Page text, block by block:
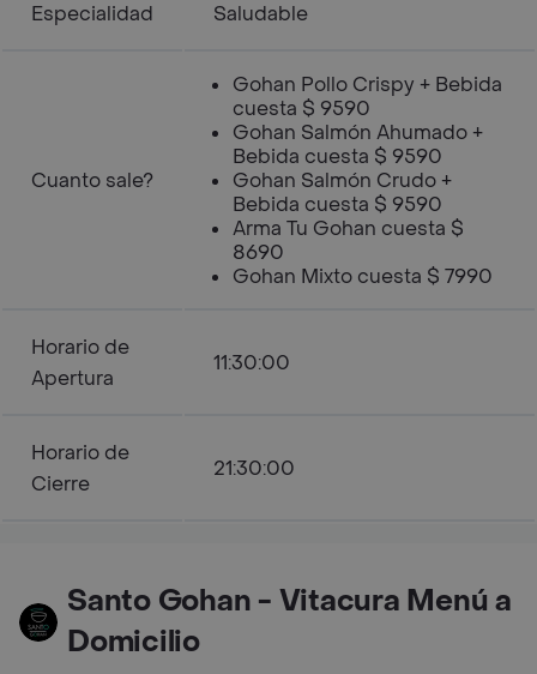
Especialidad Saludable
Cuanto sale?
Gohan Pollo Crispy + Bebida
cuesta $ 9590
Gohan Salmón Ahumado +
Bebida cuesta $ 9590
Gohan Salmón Crudo +
Bebida cuesta $ 9590
Arma Tu Gohan cuesta $
8690
Gohan Mixto cuesta $ 7990
Horario de
Apertura
11:30:00
Horario de
Cierre
21:30:00
Santo Gohan - Vitacura Menú a
Domicilio